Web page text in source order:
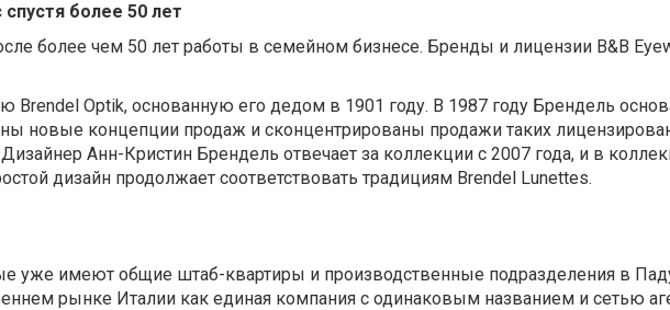
более 50 лет
более чем 50 лет работы в семейном бизнесе. Бренды и лицензии B&B
Brendel Optik, основанную его дедом в 1901 году. В 1987 году Брендель
новые концепции продаж и сконцентрированы продажи таких
Анн-Кристин Брендель отвечает за коллекции с 2007 года, и в
дизайн продолжает соответствовать традициям Brendel Lunettes.
уже имеют общие штаб-квартиры и производственные подразделения в
рынке Италии как единая компания с одинаковым названием и сетью